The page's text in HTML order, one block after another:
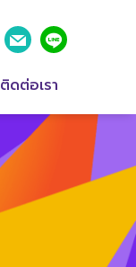
ติดต่อเรา